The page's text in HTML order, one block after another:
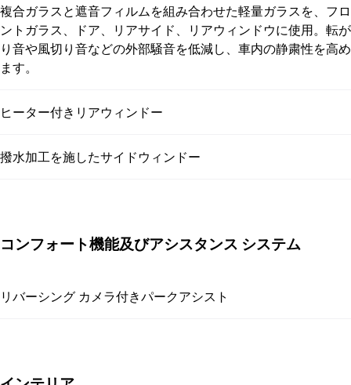
複合ガラスと遮音フィルムを組み合わせた軽量ガラスを、フロ
ントガラス、ドア、リアサイド、リアウィンドウに使用。転が
り音や風切り音などの外部騒音を低減し、車内の静粛性を高め
ます。
ヒーター付きリアウィンドー
撥水加工を施したサイドウィンドー
コンフォート機能及びアシスタンス システム
リバーシング カメラ付きパークアシスト